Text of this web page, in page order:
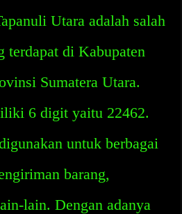
Utara adalah salah
terdapat di Kabupaten
Sumatera Utara.
6 digit yaitu 22462.
untuk berbagai
barang,
lain. Dengan adanya